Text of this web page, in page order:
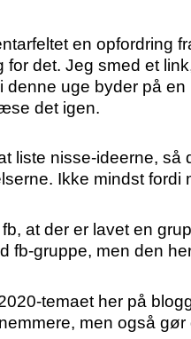
en opfordring
for det. Jeg smed et
denne uge byder på
det igen.
liste nisse-ideerne,
Ikke mindst
at der er lavet en
fb-gruppe, men den
temaet her på
men også